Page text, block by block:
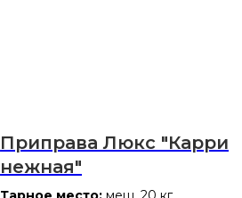
Приправа Люкс "Карри
нежная"